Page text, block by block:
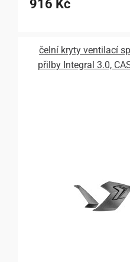
916 Kč
čelní kryty ventilací
přilby Integral 3.0,